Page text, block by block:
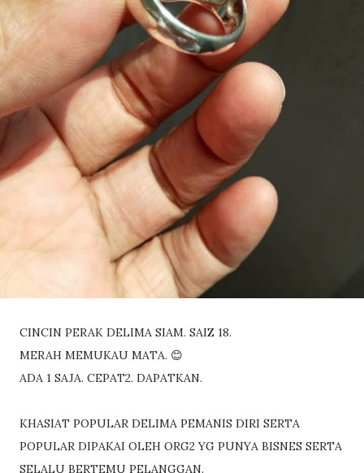
CINCIN PERAK DELIMA SIAM. SAIZ 18.
MERAH MEMUKAU MATA. 😊
ADA 1 SAJA. CEPAT2. DAPATKAN.
KHASIAT POPULAR DELIMA PEMANIS DIRI SERTA
POPULAR DIPAKAI OLEH ORG2 YG PUNYA BISNES SERTA
SELALU BERTEMU PELANGGAN.